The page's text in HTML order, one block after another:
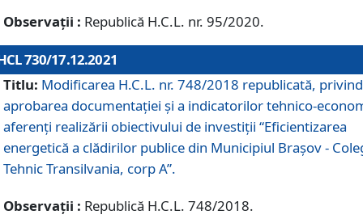
Observații : Republică H.C.L. nr. 95/2020.
730/17.12.2021
Titlu: Modificarea H.C.L. nr. 748/2018 republicată, privind
aprobarea documentației și a indicatorilor tehnico-
aferenți realizării obiectivului de investiții “Eficientizarea
energetică a clădirilor publice din Municipiul Brașov -
Tehnic Transilvania, corp A”.
Observații : Republică H.C.L. 748/2018.